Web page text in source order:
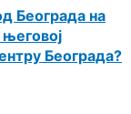
Београда на
Београда?